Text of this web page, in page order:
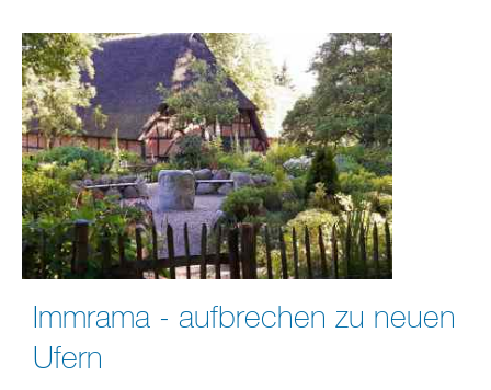
Immrama - aufbrechen zu neuen
Ufern